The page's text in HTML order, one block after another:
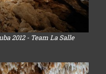
2012 - Team La Salle